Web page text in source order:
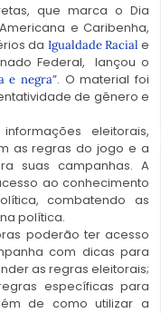
que marca o Dia
e Caribenha,
da Igualdade Racial e
Federal, lançou o
e negra”. O material foi
de gênero e
eleitorais,
as regras do jogo e a
suas campanhas. A
ao conhecimento
combatendo as
política.
poderão ter acesso
com dicas para
as regras eleitorais;
específicas para
de como utilizar a